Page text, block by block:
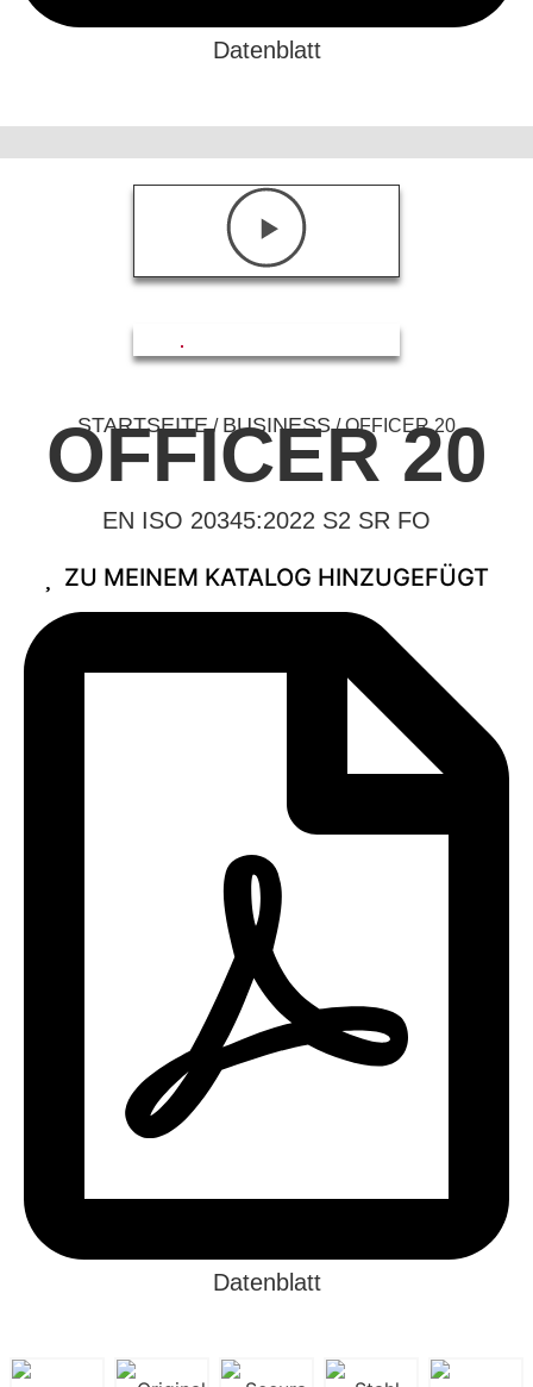
Datenblatt
STARTSEITE/ BUSINESS/ OFFICER 20
OFFICER 20
EN ISO 20345:2022 S2 SR FO
ZU MEINEM KATALOG HINZUGEFÜGT
Datenblatt